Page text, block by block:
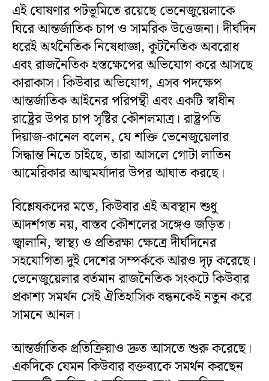
এই ঘোষণার পটভূমিতে রয়েছে ভেনেজুয়েলাকে
ঘিরে আন্তর্জাতিক চাপ ও সামরিক উত্তেজনা। দীর্ঘদিন
ধরেই অর্থনৈতিক নিষেধাজ্ঞা, কূটনৈতিক অবরোধ
এবং রাজনৈতিক হস্তক্ষেপের অভিযোগ করে আসছে
কারাকাস। কিউবার অভিযোগ, এসব পদক্ষেপ
আন্তর্জাতিক আইনের পরিপন্থী এবং একটি স্বাধীন
রাষ্ট্রের উপর চাপ সৃষ্টির কৌশলমাত্র। রাষ্ট্রপতি
দিয়াজ-কানেল বলেন, যে শক্তি ভেনেজুয়েলার
সিদ্ধান্ত নিতে চাইছে, তারা আসলে গোটা লাতিন
আমেরিকার আত্মমর্যাদার উপর আঘাত করছে।
বিশ্লেষকদের মতে, কিউবার এই অবস্থান শুধু
আদর্শগত নয়, বাস্তব কৌশলের সঙ্গেও জড়িত।
জ্বালানি, স্বাস্থ্য ও প্রতিরক্ষা ক্ষেত্রে দীর্ঘদিনের
সহযোগিতা দুই দেশের সম্পর্ককে আরও দৃঢ় করেছে।
ভেনেজুয়েলার বর্তমান রাজনৈতিক সংকটে কিউবার
প্রকাশ্য সমর্থন সেই ঐতিহাসিক বন্ধনকেই নতুন করে
সামনে আনল।
আন্তর্জাতিক প্রতিক্রিয়াও দ্রুত আসতে শুরু করেছে।
একদিকে যেমন কিউবার বক্তব্যকে সমর্থন করছেন